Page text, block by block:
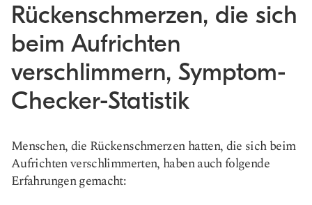
Rückenschmerzen, die sich
beim Aufrichten
verschlimmern, Symptom-
Checker-Statistik
Menschen, die Rückenschmerzen hatten, die sich beim
Aufrichten verschlimmerten, haben auch folgende
Erfahrungen gemacht: